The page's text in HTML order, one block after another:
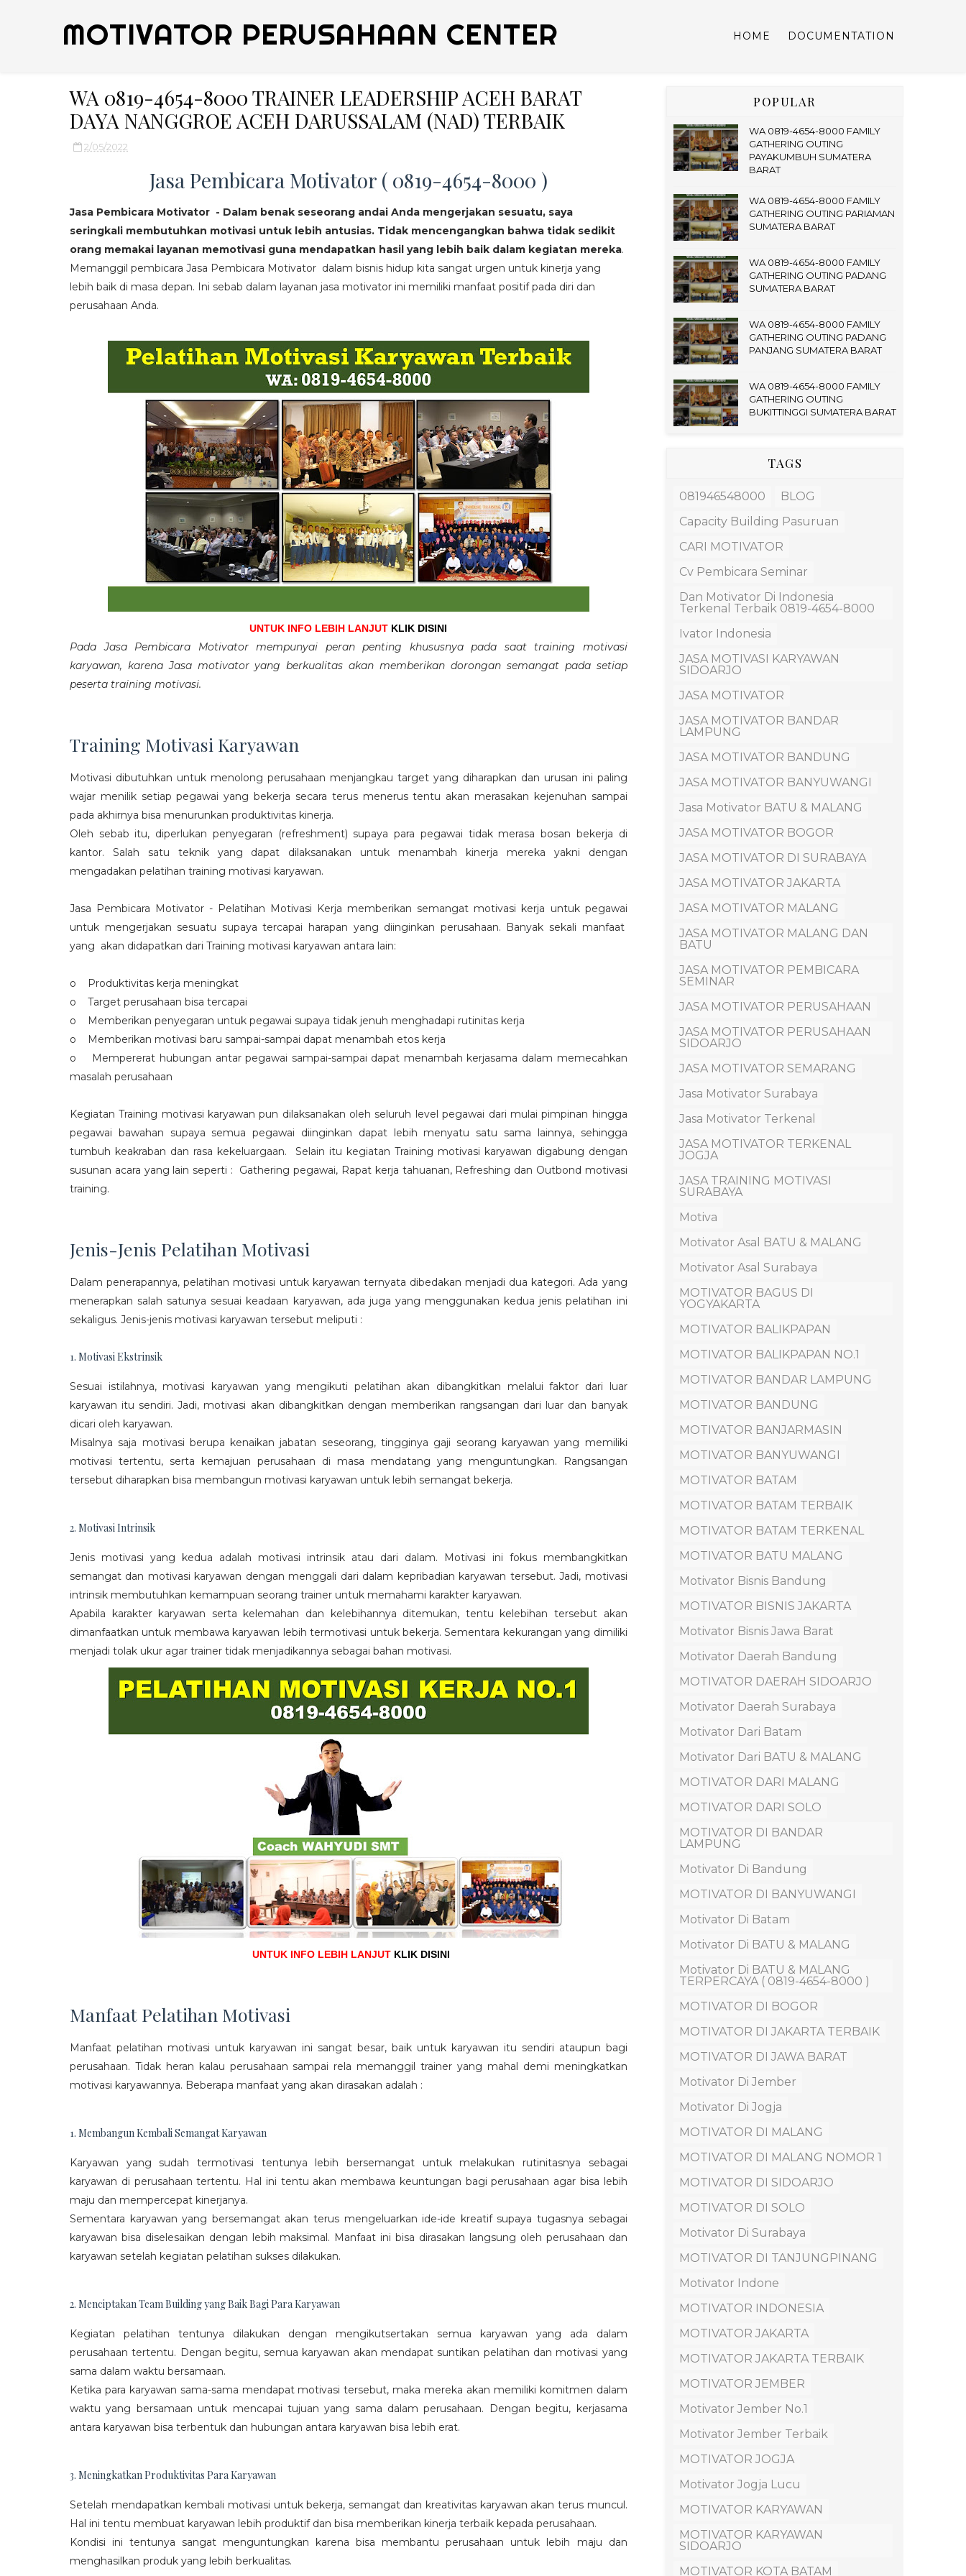
MOTIVATOR PERUSAHAAN CENTER HOME DOCUMENTATION
WA 0819-4654-8000 TRAINER LEADERSHIP ACEH BARAT
DAYA NANGGROE ACEH DARUSSALAM (NAD) TERBAIK
2/05/2022
Jasa Pembicara Motivator ( 0819-4654-8000 )
Jasa Pembicara Motivator - Dalam benak seseorang andai Anda mengerjakan sesuatu, saya
seringkali membutuhkan motivasi untuk lebih antusias. Tidak mencengangkan bahwa tidak sedikit
orang memakai layanan memotivasi guna mendapatkan hasil yang lebih baik dalam kegiatan mereka.
Memanggil pembicara Jasa Pembicara Motivator dalam bisnis hidup kita sangat urgen untuk kinerja yang
lebih baik di masa depan. Ini sebab dalam layanan jasa motivator ini memiliki manfaat positif pada diri dan
perusahaan Anda.
UNTUK INFO LEBIH LANJUT KLIK DISINI
Pada Jasa Pembicara Motivator mempunyai peran penting khususnya pada saat training motivasi
karyawan, karena Jasa motivator yang berkualitas akan memberikan dorongan semangat pada setiap
peserta training motivasi.
Training Motivasi Karyawan
Motivasi dibutuhkan untuk menolong perusahaan menjangkau target yang diharapkan dan urusan ini paling
wajar menilik setiap pegawai yang bekerja secara terus menerus tentu akan merasakan kejenuhan sampai
pada akhirnya bisa menurunkan produktivitas kinerja.
Oleh sebab itu, diperlukan penyegaran (refreshment) supaya para pegawai tidak merasa bosan bekerja di
kantor. Salah satu teknik yang dapat dilaksanakan untuk menambah kinerja mereka yakni dengan
mengadakan pelatihan training motivasi karyawan.
Jasa Pembicara Motivator - Pelatihan Motivasi Kerja memberikan semangat motivasi kerja untuk pegawai
untuk mengerjakan sesuatu supaya tercapai harapan yang diinginkan perusahaan. Banyak sekali manfaat
yang akan didapatkan dari Training motivasi karyawan antara lain:
o Produktivitas kerja meningkat
o Target perusahaan bisa tercapai
o Memberikan penyegaran untuk pegawai supaya tidak jenuh menghadapi rutinitas kerja
o Memberikan motivasi baru sampai-sampai dapat menambah etos kerja
o Mempererat hubungan antar pegawai sampai-sampai dapat menambah kerjasama dalam memecahkan
masalah perusahaan
Kegiatan Training motivasi karyawan pun dilaksanakan oleh seluruh level pegawai dari mulai pimpinan hingga
pegawai bawahan supaya semua pegawai diinginkan dapat lebih menyatu satu sama lainnya, sehingga
tumbuh keakraban dan rasa kekeluargaan. Selain itu kegiatan Training motivasi karyawan digabung dengan
susunan acara yang lain seperti : Gathering pegawai, Rapat kerja tahuanan, Refreshing dan Outbond motivasi
training.
Jenis-Jenis Pelatihan Motivasi
Dalam penerapannya, pelatihan motivasi untuk karyawan ternyata dibedakan menjadi dua kategori. Ada yang
menerapkan salah satunya sesuai keadaan karyawan, ada juga yang menggunakan kedua jenis pelatihan ini
sekaligus. Jenis-jenis motivasi karyawan tersebut meliputi :
1. Motivasi Ekstrinsik
Sesuai istilahnya, motivasi karyawan yang mengikuti pelatihan akan dibangkitkan melalui faktor dari luar
karyawan itu sendiri. Jadi, motivasi akan dibangkitkan dengan memberikan rangsangan dari luar dan banyak
dicari oleh karyawan.
Misalnya saja motivasi berupa kenaikan jabatan seseorang, tingginya gaji seorang karyawan yang memiliki
motivasi tertentu, serta kemajuan perusahaan di masa mendatang yang menguntungkan. Rangsangan
tersebut diharapkan bisa membangun motivasi karyawan untuk lebih semangat bekerja.
2. Motivasi Intrinsik
Jenis motivasi yang kedua adalah motivasi intrinsik atau dari dalam. Motivasi ini fokus membangkitkan
semangat dan motivasi karyawan dengan menggali dari dalam kepribadian karyawan tersebut. Jadi, motivasi
intrinsik membutuhkan kemampuan seorang trainer untuk memahami karakter karyawan.
Apabila karakter karyawan serta kelemahan dan kelebihannya ditemukan, tentu kelebihan tersebut akan
dimanfaatkan untuk membawa karyawan lebih termotivasi untuk bekerja. Sementara kekurangan yang dimiliki
menjadi tolak ukur agar trainer tidak menjadikannya sebagai bahan motivasi.
UNTUK INFO LEBIH LANJUT KLIK DISINI
Manfaat Pelatihan Motivasi
Manfaat pelatihan motivasi untuk karyawan ini sangat besar, baik untuk karyawan itu sendiri ataupun bagi
perusahaan. Tidak heran kalau perusahaan sampai rela memanggil trainer yang mahal demi meningkatkan
motivasi karyawannya. Beberapa manfaat yang akan dirasakan adalah :
1. Membangun Kembali Semangat Karyawan
Karyawan yang sudah termotivasi tentunya lebih bersemangat untuk melakukan rutinitasnya sebagai
karyawan di perusahaan tertentu. Hal ini tentu akan membawa keuntungan bagi perusahaan agar bisa lebih
maju dan mempercepat kinerjanya.
Sementara karyawan yang bersemangat akan terus mengeluarkan ide-ide kreatif supaya tugasnya sebagai
karyawan bisa diselesaikan dengan lebih maksimal. Manfaat ini bisa dirasakan langsung oleh perusahaan dan
karyawan setelah kegiatan pelatihan sukses dilakukan.
2. Menciptakan Team Building yang Baik Bagi Para Karyawan
Kegiatan pelatihan tentunya dilakukan dengan mengikutsertakan semua karyawan yang ada dalam
perusahaan tertentu. Dengan begitu, semua karyawan akan mendapat suntikan pelatihan dan motivasi yang
sama dalam waktu bersamaan.
Ketika para karyawan sama-sama mendapat motivasi tersebut, maka mereka akan memiliki komitmen dalam
waktu yang bersamaan untuk mencapai tujuan yang sama dalam perusahaan. Dengan begitu, kerjasama
antara karyawan bisa terbentuk dan hubungan antara karyawan bisa lebih erat.
3. Meningkatkan Produktivitas Para Karyawan
Setelah mendapatkan kembali motivasi untuk bekerja, semangat dan kreativitas karyawan akan terus muncul.
Hal ini tentu membuat karyawan lebih produktif dan bisa memberikan kinerja terbaik kepada perusahaan.
Kondisi ini tentunya sangat menguntungkan karena bisa membantu perusahaan untuk lebih maju dan
menghasilkan produk yang lebih berkualitas.
POPULAR
WA 0819-4654-8000 FAMILY
GATHERING OUTING
PAYAKUMBUH SUMATERA
BARAT
WA 0819-4654-8000 FAMILY
GATHERING OUTING PARIAMAN
SUMATERA BARAT
WA 0819-4654-8000 FAMILY
GATHERING OUTING PADANG
SUMATERA BARAT
WA 0819-4654-8000 FAMILY
GATHERING OUTING PADANG
PANJANG SUMATERA BARAT
WA 0819-4654-8000 FAMILY
GATHERING OUTING
BUKITTINGGI SUMATERA BARAT
TAGS
081946548000
BLOG
Capacity Building Pasuruan
CARI MOTIVATOR
Cv Pembicara Seminar
Dan Motivator Di Indonesia
Terkenal Terbaik 0819-4654-8000
Ivator Indonesia
JASA MOTIVASI KARYAWAN
SIDOARJO
JASA MOTIVATOR
JASA MOTIVATOR BANDAR
LAMPUNG
JASA MOTIVATOR BANDUNG
JASA MOTIVATOR BANYUWANGI
Jasa Motivator BATU & MALANG
JASA MOTIVATOR BOGOR
JASA MOTIVATOR DI SURABAYA
JASA MOTIVATOR JAKARTA
JASA MOTIVATOR MALANG
JASA MOTIVATOR MALANG DAN
BATU
JASA MOTIVATOR PEMBICARA
SEMINAR
JASA MOTIVATOR PERUSAHAAN
JASA MOTIVATOR PERUSAHAAN
SIDOARJO
JASA MOTIVATOR SEMARANG
Jasa Motivator Surabaya
Jasa Motivator Terkenal
JASA MOTIVATOR TERKENAL
JOGJA
JASA TRAINING MOTIVASI
SURABAYA
Motiva
Motivator Asal BATU & MALANG
Motivator Asal Surabaya
MOTIVATOR BAGUS DI
YOGYAKARTA
MOTIVATOR BALIKPAPAN
MOTIVATOR BALIKPAPAN NO.1
MOTIVATOR BANDAR LAMPUNG
MOTIVATOR BANDUNG
MOTIVATOR BANJARMASIN
MOTIVATOR BANYUWANGI
MOTIVATOR BATAM
MOTIVATOR BATAM TERBAIK
MOTIVATOR BATAM TERKENAL
MOTIVATOR BATU MALANG
Motivator Bisnis Bandung
MOTIVATOR BISNIS JAKARTA
Motivator Bisnis Jawa Barat
Motivator Daerah Bandung
MOTIVATOR DAERAH SIDOARJO
Motivator Daerah Surabaya
Motivator Dari Batam
Motivator Dari BATU & MALANG
MOTIVATOR DARI MALANG
MOTIVATOR DARI SOLO
MOTIVATOR DI BANDAR
LAMPUNG
Motivator Di Bandung
MOTIVATOR DI BANYUWANGI
Motivator Di Batam
Motivator Di BATU & MALANG
Motivator Di BATU & MALANG
TERPERCAYA ( 0819-4654-8000 )
MOTIVATOR DI BOGOR
MOTIVATOR DI JAKARTA TERBAIK
MOTIVATOR DI JAWA BARAT
Motivator Di Jember
Motivator Di Jogja
MOTIVATOR DI MALANG
MOTIVATOR DI MALANG NOMOR 1
MOTIVATOR DI SIDOARJO
MOTIVATOR DI SOLO
Motivator Di Surabaya
MOTIVATOR DI TANJUNGPINANG
Motivator Indone
MOTIVATOR INDONESIA
MOTIVATOR JAKARTA
MOTIVATOR JAKARTA TERBAIK
MOTIVATOR JEMBER
Motivator Jember No.1
Motivator Jember Terbaik
MOTIVATOR JOGJA
Motivator Jogja Lucu
MOTIVATOR KARYAWAN
MOTIVATOR KARYAWAN
SIDOARJO
MOTIVATOR KOTA BATAM